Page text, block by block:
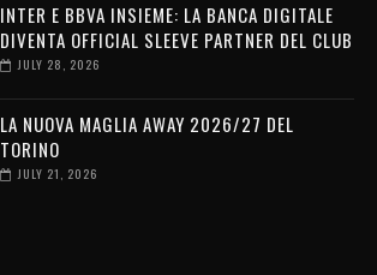
INTER E BBVA INSIEME: LA BANCA DIGITALE
DIVENTA OFFICIAL SLEEVE PARTNER DEL CLUB
JULY 28, 2026
LA NUOVA MAGLIA AWAY 2026/27 DEL
TORINO
JULY 21, 2026